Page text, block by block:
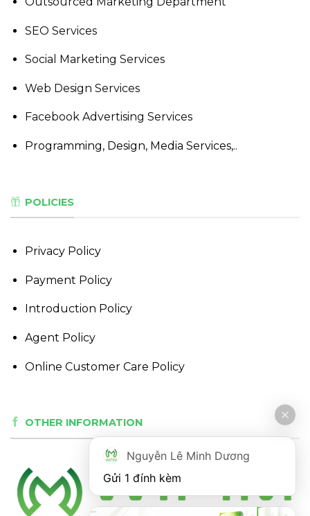
SEO Services
Social Marketing Services
Web Design Services
Facebook Advertising Services
Programming, Design, Media Services,..
POLICIES
Privacy Policy
Payment Policy
Introduction Policy
Agent Policy
Online Customer Care Policy
OTHER INFORMATION
Nguyễn Lê Minh Dương
Gửi 1 đính kèm